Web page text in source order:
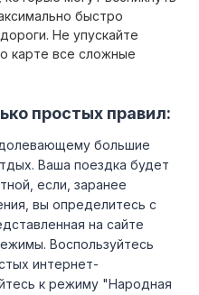
быстро
Не упускайте
карте все сложные
простых правил:
большие
Ваша поездка будет
если, заранее
вы определитесь с
на сайте
Воспользуйтесь
интернет-
к режиму "Народная